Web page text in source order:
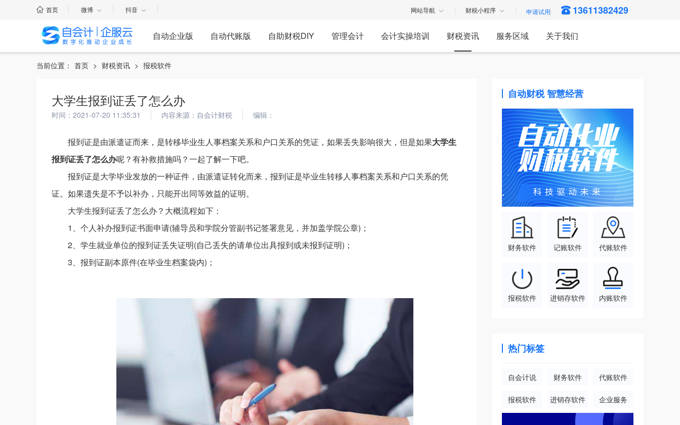
首页 微博 抖音 网站导航 财税小程序 13611382429
自动企业版 自动代账版 自助财税DIY 管理会计 会计实操培训 财税资讯 服务区域 关于我们
当前位置： 首页 > 财税资讯 > 报税软件
大学生报到证丢了怎么办
时间：2021-07-20 11:35:31 内容来源：自会计财税 编辑：
报到证是由派遣证而来，是转移毕业生人事档案关系和户口关系的凭证，如果丢失影响很大，但是如果大学生
报到证丢了怎么办呢？有补救措施吗？一起了解一下吧。
报到证是大学毕业发放的一种证件，由派遣证转化而来，报到证是毕业生转移人事档案关系和户口关系的凭
证。如果遗失是不予以补办，只能开出同等效益的证明。
大学生报到证丢了怎么办？大概流程如下：
1、个人补办报到证书面申请(辅导员和学院分管副书记签署意见，并加盖学院公章)；
2、学生就业单位的报到证丢失证明(自己丢失的请单位出具报到或未报到证明)；
3、报到证副本原件(在毕业生档案袋内)；
自动财税 智慧经营
财务软件 记账软件 代账软件
报税软件 进销存软件 内账软件
热门标签
自会计说 财务软件 代账软件
报税软件 进销存软件 企业服务